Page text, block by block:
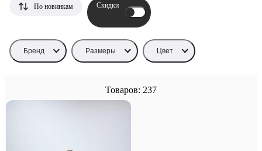
Бренд Размеры Цвет
Товаров: 237
По новинкам Скидки